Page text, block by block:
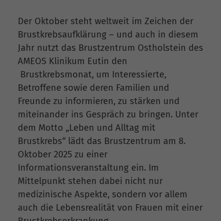
Der Oktober steht weltweit im Zeichen der
Brustkrebsaufklärung – und auch in diesem
Jahr nutzt das Brustzentrum Ostholstein des
AMEOS Klinikum Eutin den
Brustkrebsmonat, um Interessierte,
Betroffene sowie deren Familien und
Freunde zu informieren, zu stärken und
miteinander ins Gespräch zu bringen. Unter
dem Motto „Leben und Alltag mit
Brustkrebs“ lädt das Brustzentrum am 8.
Oktober 2025 zu einer
Informationsveranstaltung ein. Im
Mittelpunkt stehen dabei nicht nur
medizinische Aspekte, sondern vor allem
auch die Lebensrealität von Frauen mit einer